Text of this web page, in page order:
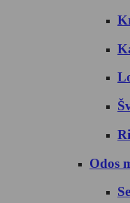
Odos